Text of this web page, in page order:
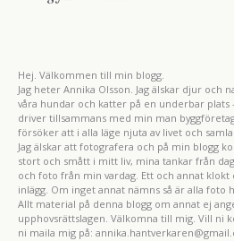
Hej. Välkommen till min blogg.
Jag heter Annika Olsson. Jag älskar djur och
våra hundar och katter på en underbar plats
driver tillsammans med min man
försöker att i alla läge njuta av livet och
Jag älskar att fotografera och på min blogg
stort och smått i mitt liv, mina tankar från
och foto från min vardag. Ett och annat
inlägg. Om inget annat nämns så är alla foto
Allt material på denna blogg om annat ej
upphovsrättslagen. Välkomna till mig. Vill ni
ni maila mig på: